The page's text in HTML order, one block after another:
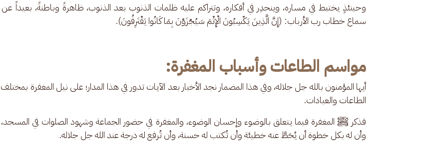
وحينئذٍ يختبط في مساره، وينحدِر في أفكاره، وتتراكم عليه ظلمات الذنوب بعد الذنوب، ظاهرةً وباطنةً، بعيداً عن
سماع خطاب رب الأرباب: (إِنَّ الَّذِينَ يَكْسِبُونَ الْإِثْمَ سَيُجْزَوْنَ بِمَا كَانُوا يَقْتَرِفُونَ).
مواسم الطاعات وأسباب المغفرة:
أيها المؤمنون بالله جل جلاله، وفي هذا المضمار نجد الأخبار بعد الآيات تدور في هذا المدار؛ على نيل المغفرة بمختلف
الطاعات والعبادات.
فذكر ﷺ المغفرة فيما يتعلق بالوضوء وإحسان الوضوء، والمغفرة في حضور الجماعة وشهود الصلوات في المسجد،
وأن له بكل خطوة أن يُحَطَّ عنه خطيئة وأن تُكتب له حسنة، وأن تُرفع له درجة عند الله جل جلاله.